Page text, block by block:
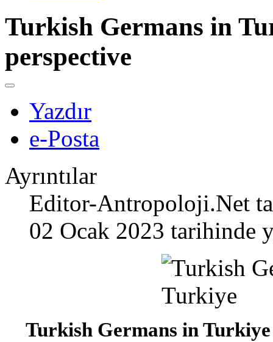
Turkish Germans in
perspective
Yazdır
e-Posta
Ayrıntılar
Editor-Antropoloji.Net
02 Ocak 2023 tarihinde
Turkish Germans in